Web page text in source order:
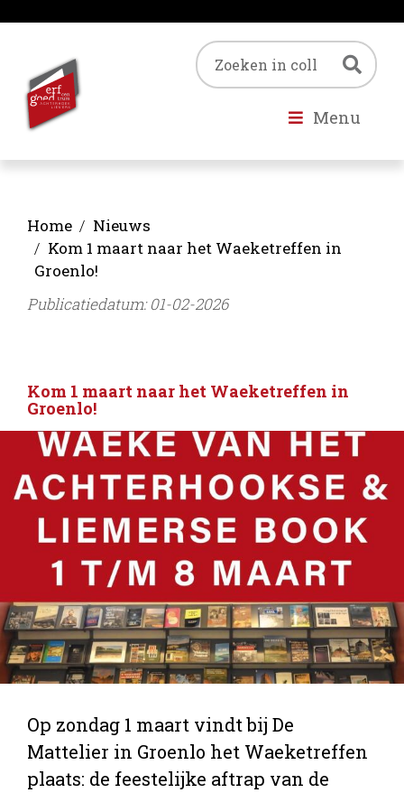
Trefwoord
Menu
Home
Nieuws
Kom 1 maart naar het Waeketreffen in
Groenlo!
Publicatiedatum: 01-02-2026
Kom 1 maart naar het Waeketreffen in
Groenlo!
Op zondag 1 maart vindt bij De
Mattelier in Groenlo het Waeketreffen
plaats: de feestelijke aftrap van de